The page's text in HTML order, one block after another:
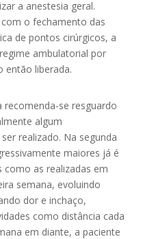
a anestesia geral.
o fechamento das
de pontos cirúrgicos, a
ambulatorial por
então liberada.
recomenda-se resguardo
algum
realizado. Na segunda
maiores já é
as realizadas em
semana, evoluindo
dor e inchaço,
como distância cada
em diante, a paciente